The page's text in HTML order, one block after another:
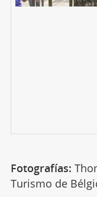
Fotografías:
Turismo de